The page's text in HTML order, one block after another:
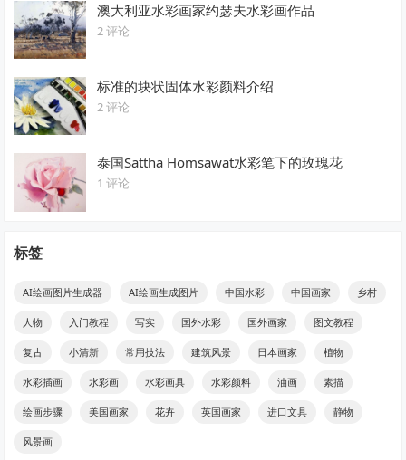
澳大利亚水彩画家约瑟夫水彩画作品
2 评论
标准的块状固体水彩颜料介绍
2 评论
泰国Sattha Homsawat水彩笔下的玫瑰花
1 评论
标签
AI绘画图片生成器 AI绘画生成图片 中国水彩 中国画家 乡村
人物 入门教程 写实 国外水彩 国外画家 图文教程
复古 小清新 常用技法 建筑风景 日本画家 植物
水彩插画 水彩画 水彩画具 水彩颜料 油画 素描
绘画步骤 美国画家 花卉 英国画家 进口文具 静物
风景画